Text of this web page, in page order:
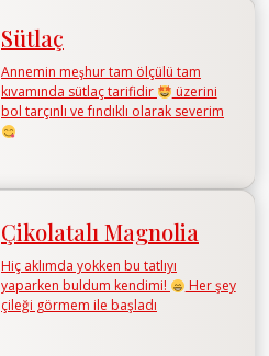
Sütlaç
Annemin meşhur tam ölçülü tam
kıvamında sütlaç tarifidir
üzerini
bol tarçınlı ve fındıklı olarak severim
Çikolatalı Magnolia
Hiç aklımda yokken bu tatlıyı
yaparken buldum kendimi!
Her şey
çileği görmem ile başladı